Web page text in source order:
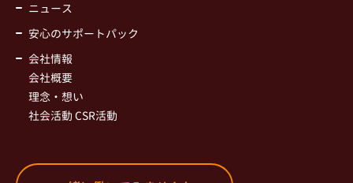
ニュース
安心のサポートパック
会社情報
会社概要
理念・想い
社会活動 CSR活動